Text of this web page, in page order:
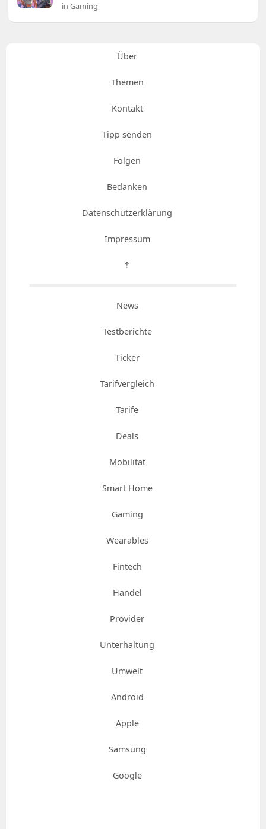
in Gaming
Über
Themen
Kontakt
Tipp senden
Folgen
Bedanken
Datenschutzerklärung
Impressum
⇡
News
Testberichte
Ticker
Tarifvergleich
Tarife
Deals
Mobilität
Smart Home
Gaming
Wearables
Fintech
Handel
Provider
Unterhaltung
Umwelt
Android
Apple
Samsung
Google